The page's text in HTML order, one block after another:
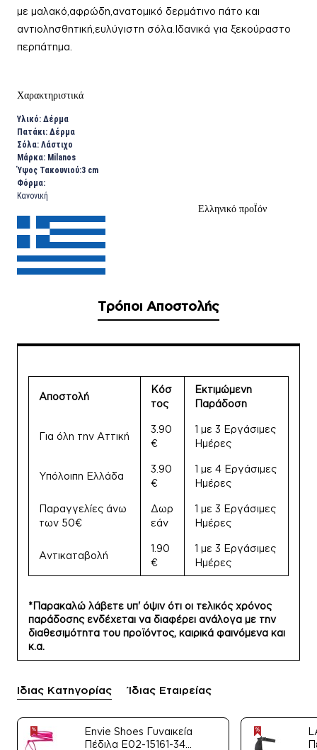
με μαλακό,αφρώδη,ανατομικό δερμάτινο πάτο και
αντιολησθητική,ευλύγιστη σόλα.Ιδανικά για ξεκούραστο
περπάτημα.
Χαρακτηριστικά
Υλικό: Δέρμα
Πατάκι: Δέρμα
Σόλα: Λάστιχο
Μάρκα: Milanos
Ύψος Τακουνιού:3 cm
Φόρμα:
Κανονική
Ελληνικό προΪόν
Τρόποι Αποστολής
Αποστολή
Κόσ
τος
Εκτιμώμενη
Παράδοση
Για όλη την Αττική
3.90
€
1 με 3 Εργάσιμες
Ημέρες
Υπόλοιπη Ελλάδα
3.90
€
1 με 4 Εργάσιμες
Ημέρες
Παραγγελίες άνω
των 50€
Δωρ
εάν
1 με 3 Εργάσιμες
Ημέρες
Αντικαταβολή
1.90
€
1 με 3 Εργάσιμες
Ημέρες
*Παρακαλώ λάβετε υπ' όψιν ότι οι τελικός χρόνος
παράδοσης ενδέχεται να διαφέρει ανάλογα με την
διαθεσιμότητα του προϊόντος, καιρικά φαινόμενα και
κ.α.
Ίδιας Κατηγορίας Ίδιας Εταιρείας
Envie Shoes Γυναικεία
Πέδιλα E02-15161-34